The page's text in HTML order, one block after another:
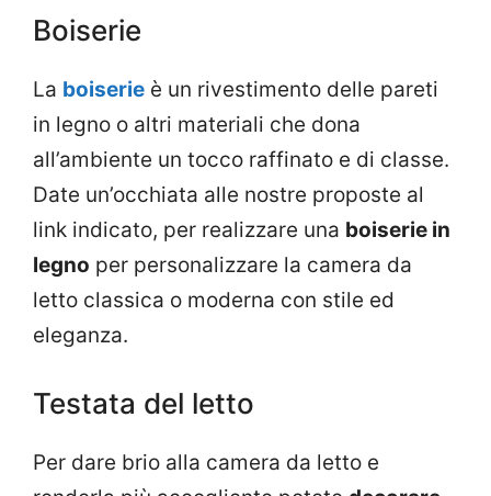
Boiserie
La boiserie è un rivestimento delle pareti
in legno o altri materiali che dona
all’ambiente un tocco raffinato e di classe.
Date un’occhiata alle nostre proposte al
link indicato, per realizzare una boiserie in
legno per personalizzare la camera da
letto classica o moderna con stile ed
eleganza.
Testata del letto
Per dare brio alla camera da letto e